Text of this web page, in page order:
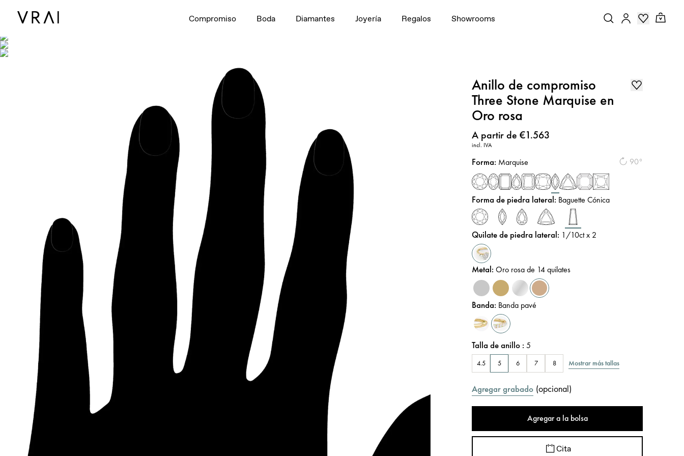
Compromiso Boda Diamantes Joyería Regalos Showrooms
Anillo de compromiso
Three Stone Marquise en
Oro rosa
Precio:
A partir de €1.563
incl. IVA
90°
Forma: Marquise
Forma de piedra lateral: Baguette Cónica
Quilate de piedra lateral: 1/10ct x 2
Metal:Oro rosa de 14 quilates
Banda: Banda pavé
Talla de anillo :5
4.5 5 6 7 8 Mostrar más tallas
Agregar grabado (opcional)
Agregar a la bolsa
Cita